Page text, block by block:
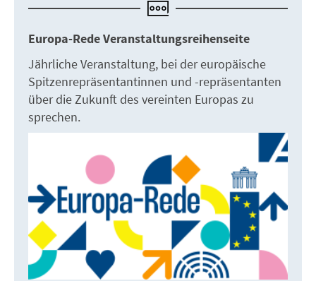
Europa-Rede Veranstaltungsreihenseite
Jährliche Veranstaltung, bei der europäische
Spitzenrepräsentantinnen und -repräsentanten
über die Zukunft des vereinten Europas zu
sprechen.